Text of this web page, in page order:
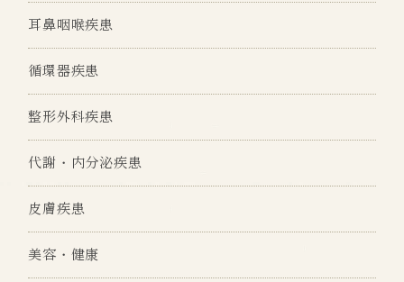
耳鼻咽喉疾患
循環器疾患
整形外科疾患
代謝・内分泌疾患
皮膚疾患
美容・健康